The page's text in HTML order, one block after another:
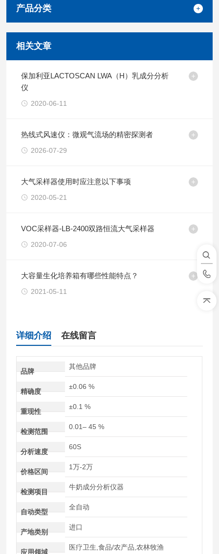
产品分类
相关文章
保加利亚LACTOSCAN LWA（H）乳成分分析
仪
2020-06-11
热线式风速仪：微观气流场的精密探测者
2026-07-29
大气采样器使用时应注意以下事项
2020-05-21
VOC采样器-LB-2400双路恒流大气采样器
2020-07-06
大容量生化培养箱有哪些性能特点？
2021-05-11
详细介绍 在线留言
品牌
其他品牌
精确度
±0.06 %
重现性
±0.1 %
检测范围
0.01– 45 %
分析速度
60S
价格区间
1万-2万
检测项目
牛奶成分分析仪器
自动类型
全自动
产地类别
进口
应用领域
医疗卫生,食品/农产品,农林牧渔